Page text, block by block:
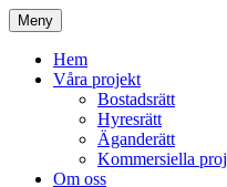
Meny
Hem
Våra projekt
Bostadsrätt
Hyresrätt
Äganderätt
Kommersiella
Om oss